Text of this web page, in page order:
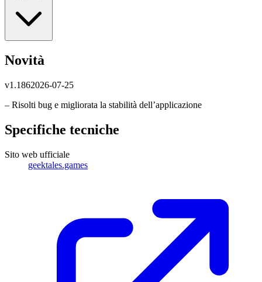
Novità
v1.1862026-07-25
– Risolti bug e migliorata la stabilità dell’applicazione
Specifiche tecniche
Sito web ufficiale
geektales.games